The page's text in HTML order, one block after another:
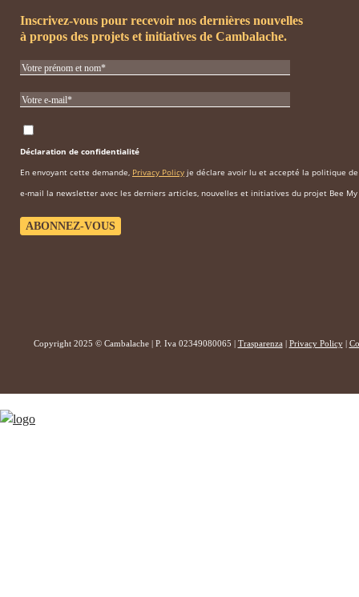
Inscrivez-vous pour recevoir nos dernières nouvelles
à propos des projets et initiatives de Cambalache.
Déclaration de confidentialité
En envoyant cette demande, Privacy Policy je déclare avoir lu et accepté la politique
e-mail la newsletter avec les derniers articles, nouvelles et initiatives du projet Bee My
Copyright 2025 © Cambalache | P. Iva 02349080065 | Trasparenza | Privacy Policy|